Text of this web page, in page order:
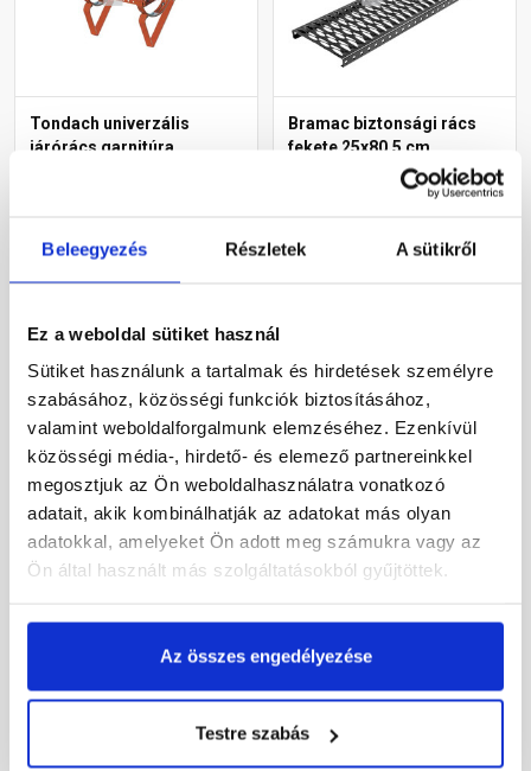
Beleegyezés Részletek A sütikről
Ez a weboldal sütiket használ
Sütiket használunk a tartalmak és hirdetések személyre
szabásához, közösségi funkciók biztosításához,
valamint weboldalforgalmunk elemzéséhez. Ezenkívül
közösségi média-, hirdető- és elemező partnereinkkel
megosztjuk az Ön weboldalhasználatra vonatkozó
adatait, akik kombinálhatják az adatokat más olyan
adatokkal, amelyeket Ön adott meg számukra vagy az
Ön által használt más szolgáltatásokból gyűjtöttek.
Az összes engedélyezése
Testre szabás
Tondach univerzális
járórács garnitúra
29 095 Ft/ db
Bramac biztonsági rács
fekete 25x80,5 cm
járórács garnitúra
barna 40 cm
téglavörös 25x80,5 cm